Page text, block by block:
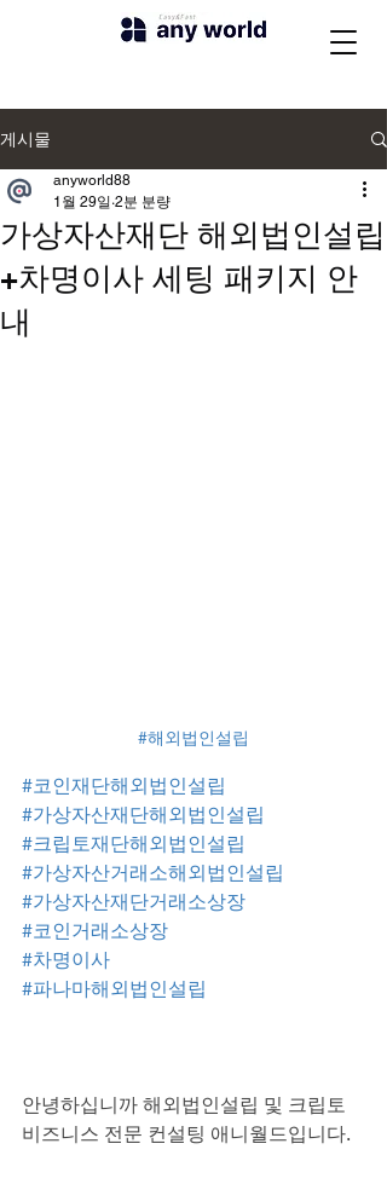
게시물
가상자산재단 해외법인설립
+차명이사 세팅 패키지 안
내
anyworld88
1월 29일 2분 분량
#해외법인설립
#코인재단해외법인설립
#가상자산재단해외법인설립
#크립토재단해외법인설립
#가상자산거래소해외법인설립
#가상자산재단거래소상장
#코인거래소상장
#차명이사
#파나마해외법인설립
안녕하십니까 해외법인설립 및 크립토
비즈니스 전문 컨설팅 애니월드입니다.